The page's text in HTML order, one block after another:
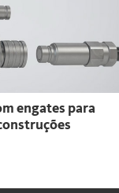
engates para